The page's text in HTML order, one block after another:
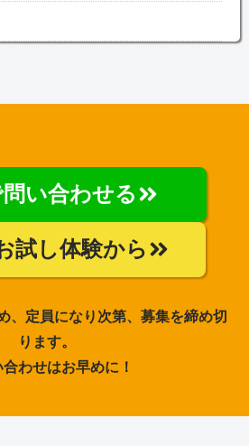
い合わせる
試し体験から
、定員になり次第、募集を締め切
ります。
わせはお早めに！